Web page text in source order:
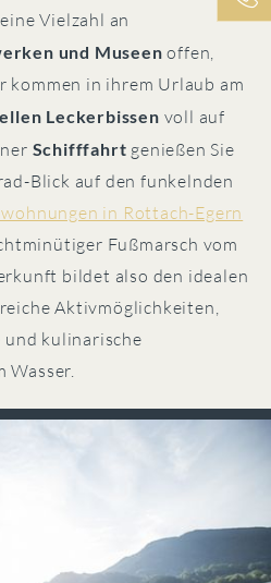
Vielzahl an
und Museen offen,
kommen in ihrem Urlaub am
Leckerbissen voll auf
Schifffahrt genießen Sie
Blick auf den funkelnden
in Rottach-Egern
Fußmarsch vom
bildet also den idealen
Aktivmöglichkeiten,
und kulinarische
Wasser.